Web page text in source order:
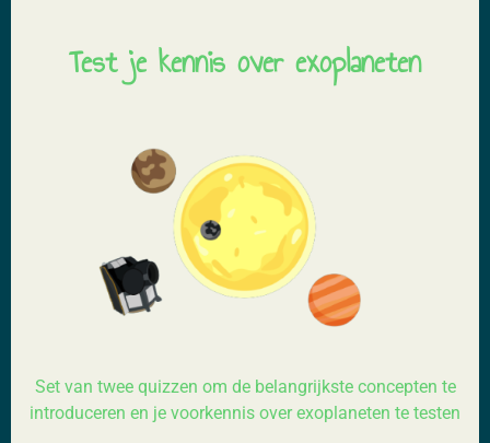
Test je kennis over exoplaneten
Set van twee quizzen om de belangrijkste concepten te
introduceren en je voorkennis over exoplaneten te testen